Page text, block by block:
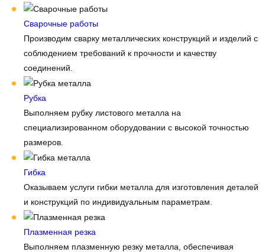
Сварочные работы
Производим сварку металлических конструкций и изделий с
соблюдением требований к прочности и качеству
соединений.
Рубка
Выполняем рубку листового металла на
специализированном оборудовании с высокой точностью
размеров.
Гибка
Оказываем услуги гибки металла для изготовления деталей
и конструкций по индивидуальным параметрам.
Плазменная резка
Выполняем плазменную резку металла, обеспечивая